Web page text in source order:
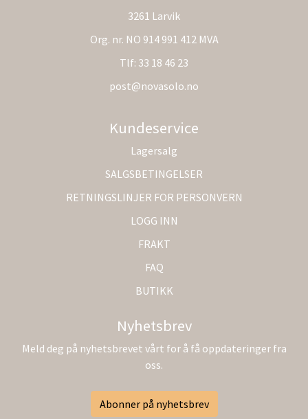
3261 Larvik
Org. nr. NO 914 991 412 MVA
Tlf: 33 18 46 23
post@novasolo.no
Kundeservice
Lagersalg
SALGSBETINGELSER
RETNINGSLINJER FOR PERSONVERN
LOGG INN
FRAKT
FAQ
BUTIKK
Nyhetsbrev
Meld deg på nyhetsbrevet vårt for å få oppdateringer fra
oss.
Abonner på nyhetsbrev